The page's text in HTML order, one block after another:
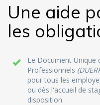
Une aide
les
Le Document Unique
Professionnels
pour tous les
ou dès l'accueil de
disposition